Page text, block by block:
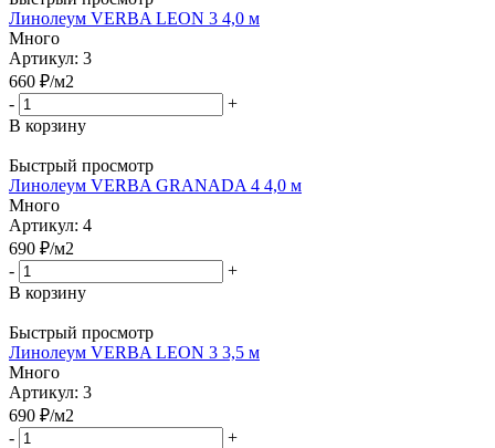
Линолеум VERBA LEON 3 4,0 м
Много
Артикул: 3
660 ₽/м2
-
+
В корзину
Быстрый просмотр
Линолеум VERBA GRANADA 4 4,0 м
Много
Артикул: 4
690 ₽/м2
-
+
В корзину
Быстрый просмотр
Линолеум VERBA LEON 3 3,5 м
Много
Артикул: 3
690 ₽/м2
-
+